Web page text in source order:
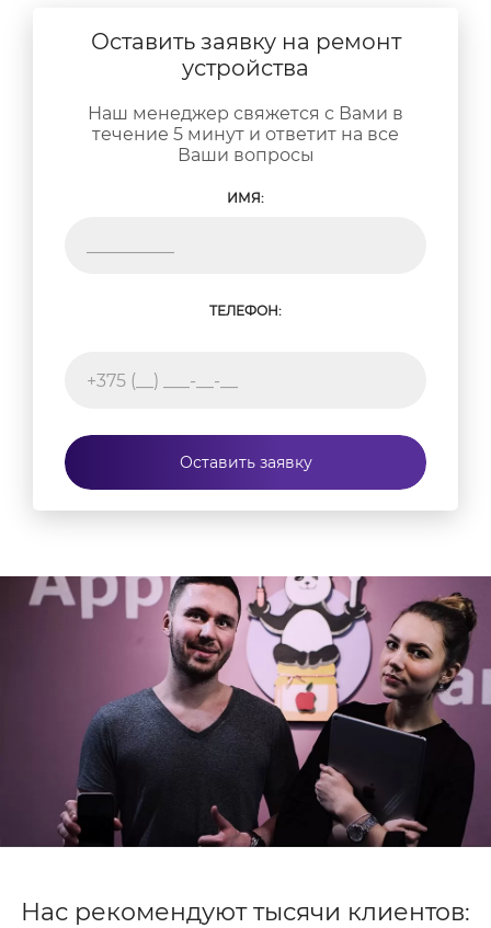
Оставить заявку на ремонт
устройства
Наш менеджер свяжется с Вами в
течение 5 минут и ответит на все
Ваши вопросы
ИМЯ:
ТЕЛЕФОН:
Оставить заявку
Нас рекомендуют тысячи клиентов: